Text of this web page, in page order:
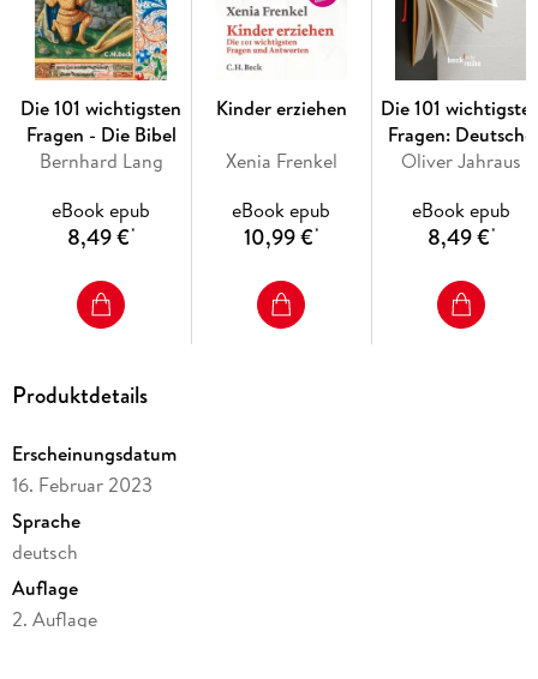
Die 101 wichtigsten
Fragen - Die Bibel
Bernhard Lang
eBook epub
8,49 €*
Kinder erziehen
Xenia Frenkel
eBook epub
10,99 €*
Die 101
Fragen: Deutsche
Literatur
Oliver Jahraus
eBook epub
8,49 €*
Produktdetails
Erscheinungsdatum
16. Februar 2023
Sprache
deutsch
Auflage
2. Auflage